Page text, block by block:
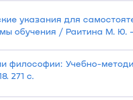
указания для
обучения / Раитина М. Ю.
философии: Учебно-
271 с.